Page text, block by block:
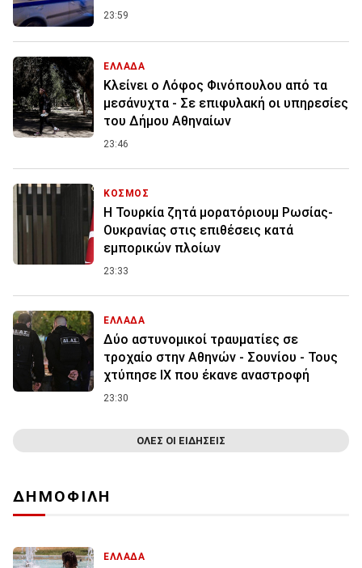
23:59
ΕΛΛΑΔΑ
Κλείνει ο Λόφος Φινόπουλου από τα
μεσάνυχτα - Σε επιφυλακή οι υπηρεσίες
του Δήμου Αθηναίων
23:46
ΚΟΣΜΟΣ
Η Τουρκία ζητά μορατόριουμ Ρωσίας-
Ουκρανίας στις επιθέσεις κατά
εμπορικών πλοίων
23:33
ΕΛΛΑΔΑ
Δύο αστυνομικοί τραυματίες σε
τροχαίο στην Αθηνών - Σουνίου - Τους
χτύπησε ΙΧ που έκανε αναστροφή
23:30
ΟΛΕΣ ΟΙ ΕΙΔΗΣΕΙΣ
ΔΗΜΟΦΙΛΗ
ΕΛΛΑΔΑ